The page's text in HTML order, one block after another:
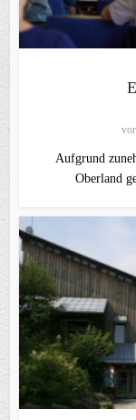
Aufgrund
Oberland